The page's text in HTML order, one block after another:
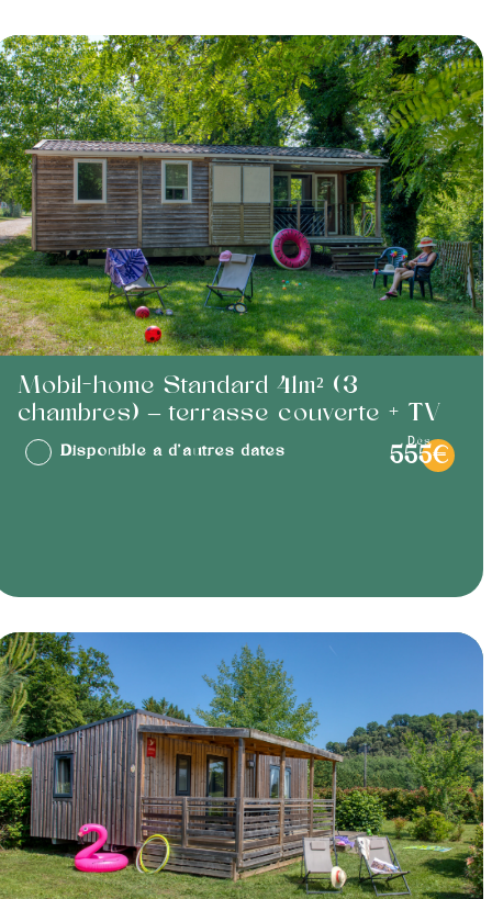
Mobil-home Standard 41m² (3
chambres) – terrasse couverte + TV
Disponible à d'autres dates
dès
555€